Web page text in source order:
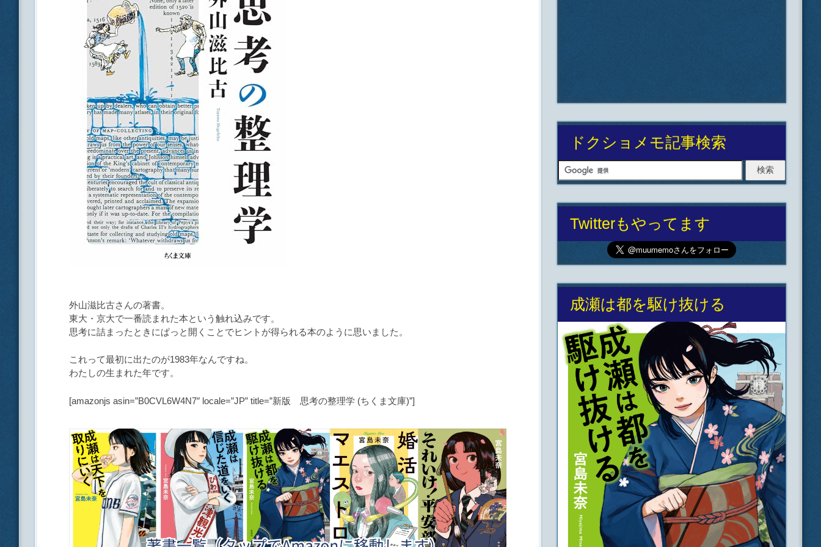
外山滋比古さんの著書。
東大・京大で一番読まれた本という触れ込みです。
思考に詰まったときにぱっと開くことでヒントが得られる本のように思いました。
これって最初に出たのが1983年なんですね。
わたしの生まれた年です。
[amazonjs asin=”B0CVL6W4N7″ locale=”JP” title=”新版 思考の整理学 (ちくま文庫)”]
ドクショメモ記事検索
Twitterもやってます
成瀬は都を駆け抜ける